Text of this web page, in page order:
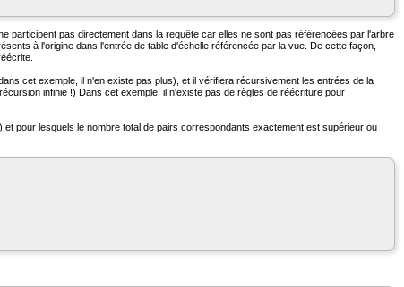
participent pas directement dans la requête car elles ne sont pas référencées par l'arbre
à l'origine dans l'entrée de table d'échelle référencée par la vue. De cette façon,
cet exemple, il n'en existe pas plus), et il vérifiera récursivement les entrées de la
infinie !) Dans cet exemple, il n'existe pas de règles de réécriture pour
pour lesquels le nombre total de pairs correspondants exactement est supérieur ou